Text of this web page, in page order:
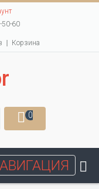
50-60
Корзина
0